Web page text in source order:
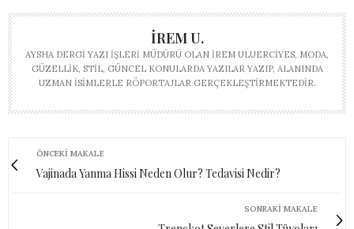
İREM U.
AYSHA DERGI YAZI İŞLERI MÜDÜRÜ OLAN İREM ULUERCIYES, MODA,
GÜZELLIK, STIL, GÜNCEL KONULARDA YAZILAR YAZIP, ALANINDA
UZMAN ISIMLERLE RÖPORTAJLAR GERÇEKLEŞTIRMEKTEDIR.
ÖNCEKI MAKALE
Vajinada Yanma Hissi Neden Olur? Tedavisi Nedir?
SONRAKI MAKALE